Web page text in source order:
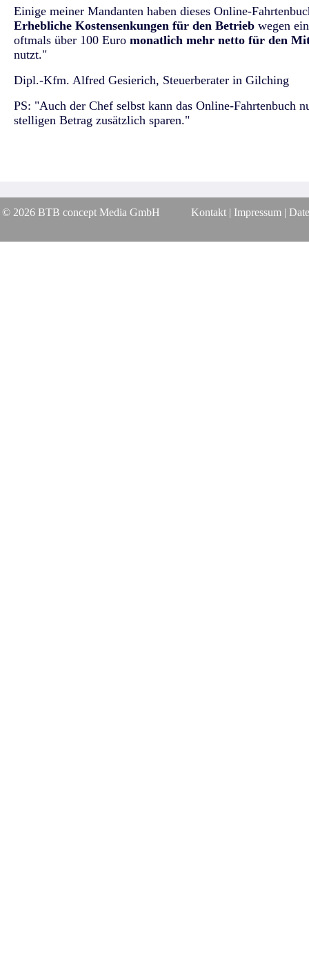
Einige meiner Mandanten haben dieses Online-
Erhebliche Kostensenkungen für den Betrieb wegen
oftmals über 100 Euro monatlich mehr netto für den
nutzt."
Dipl.-Kfm. Alfred Gesierich, Steuerberater in Gilching
PS: "Auch der Chef selbst kann das Online-Fahrtenbuch
stelligen Betrag zusätzlich sparen."
© 2026 BTB concept Media GmbH Kontakt | Impressum |